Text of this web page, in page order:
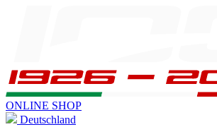
ONLINE SHOP
Deutschland